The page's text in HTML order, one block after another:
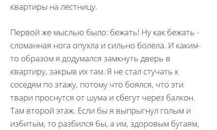
квартиры на лестницу.
Первой же мыслью было: бежать! Ну как бежать -
сломанная нога опухла и сильно болела. И каким-
то образом я додумался замкнуть дверь в
квартиру, закрыв их там. Я не стал стучать к
соседям по этажу, потому что боялся, что эти
твари проснутся от шума и сбегут через балкон.
Там второй этаж. Если бы я выпрыгнул голым и
избитым, то разбился бы, а им, здоровым бугаям,